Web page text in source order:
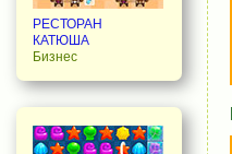
РЕСТОРАН
КАТЮША
Бизнес